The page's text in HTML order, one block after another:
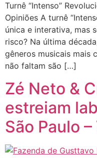
Turnê “Intenso”
Opiniões A turnê
única e interativa, mas
risco? Na última
gêneros musicais mais
não faltam são […]
Zé Neto &
estreiam
São Paulo